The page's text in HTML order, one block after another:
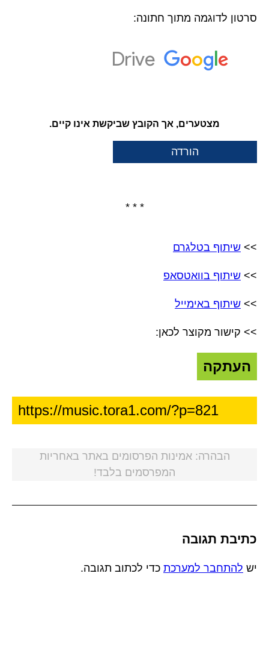
סרטון לדוגמה מתוך חתונה:
הורדה
* * *
>> שיתוף בטלגרם
>> שיתוף בוואטסאפ
>> שיתוף באימייל
>> קישור מקוצר לכאן:
העתקה
הבהרה: אמינות הפרסומים באתר באחריות
המפרסמים בלבד!
כתיבת תגובה
יש להתחבר למערכת כדי לכתוב תגובה.